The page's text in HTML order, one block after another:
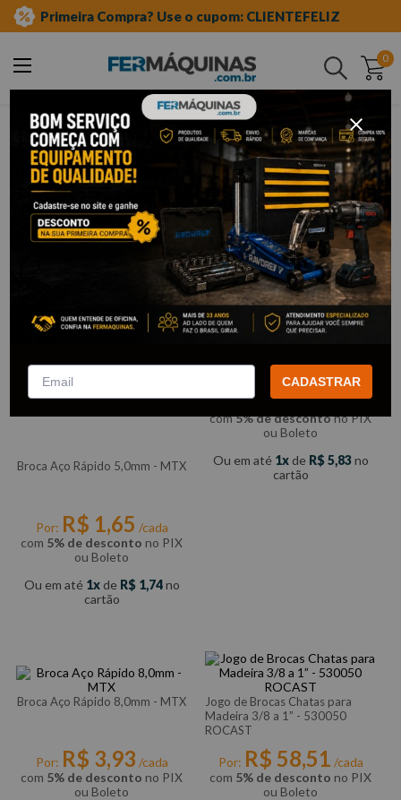
Primeira Compra? Use o cupom: CLIENTEFELIZ
0
Buscar
ferramentas em geral
Brocas
Filtrar
Broca Aço Rápido 5,0mm - MTX
Por: R$ 1,65 /cada
com 5% de desconto no PIX
ou Boleto
Ou em até 1 de R$ 1,74no
cartão
Por:R$5,54/cada
com5% de descontono PIX
ou Boleto
Ou em até 1 de R$ 5,83no
cartão
Broca Aço Rápido 8,0mm - MTX
Por: R$ 3,93 /cada
com 5% de desconto no PIX
ou Boleto
Jogo de Brocas Chatas para
Madeira 3/8 a 1” - 530050
ROCAST
Por: R$ 58,51 /cada
com 5% de desconto no PIX
ou Boleto
CADASTRAR